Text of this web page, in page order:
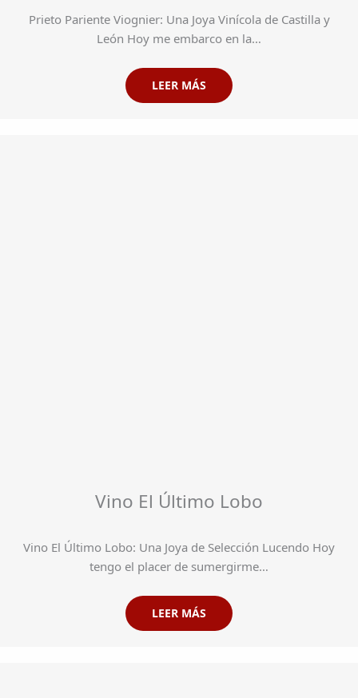
Prieto Pariente Viognier: Una Joya Vinícola de Castilla y
León Hoy me embarco en la…
LEER MÁS
Vino El Último Lobo
Vino El Último Lobo: Una Joya de Selección Lucendo Hoy
tengo el placer de sumergirme…
LEER MÁS